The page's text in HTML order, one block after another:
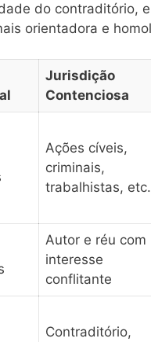
do contraditório,
orientadora e
Jurisdição
Contenciosa
Ações cíveis,
criminais,
trabalhistas, etc.
Autor e réu com
interesse
conflitante
Contraditório,